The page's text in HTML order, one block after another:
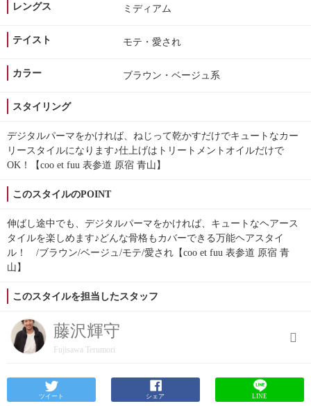
レングス ミディアム
テイスト モテ・愛され
カラー ブラウン・ベージュ系
スタイリング
デジタルパーマをかければ、ねじって乾かすだけでキュートなカー
リースタイルになります♪仕上げはトリートメントオイルだけで
OK！【coo et fuu 表参道 原宿 青山】
このスタイルのPOINT
伸ばし途中でも、デジタルパーマをかければ、キュートなヘアース
タイルを楽しめます♪どんな骨格もカバーできる万能ヘアスタイ
ル！ /ブラウン/ベージュ/モテ/愛され【coo et fuu 表参道 原宿 青
山】
このスタイルを担当したスタッフ
藤沢輝守
Fujisawa Terumori
ツイート シェア LINE